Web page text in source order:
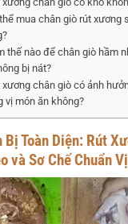
mua chân giò rút xương
thế nào để chân giò hầm
bị nát?
xương chân giò có ảnh
vị món ăn không?
Bị Toàn Diện: Rút
và Sơ Chế Chuẩn Vị